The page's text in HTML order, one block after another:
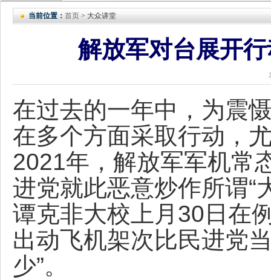
当前位置： 首页 > 大众讲堂
解放军对台展开
在过去的一年中，为震
在多个方面采取行动，
2021年，解放军军机常
进党就此恶意炒作所谓“
谭克非大校上月30日在
出动飞机架次比民进党
少”。